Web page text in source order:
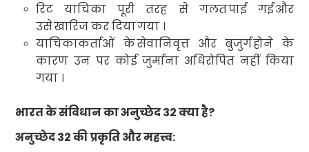
रिट याचिका पूरी तरह से गलतपाई गईऔर
उसेखारिज कर दियागया ।
याचिकाकर्ताओं केसेवानिवृत्त और बुजुर्गहोने के
कारण उन पर कोई जुर्माना अधिरोपित नहीं किया
गया ।
भारत के संविधान का अनुच्छेद32क्या है?
अनुच्छेद32की प्रकृति और महत्त्व: